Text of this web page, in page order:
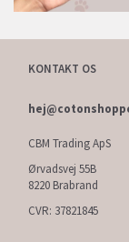
KONTAKT OS
CBM Trading ApS
Ørvadsvej 55B
8220 Brabrand
CVR: 37821845